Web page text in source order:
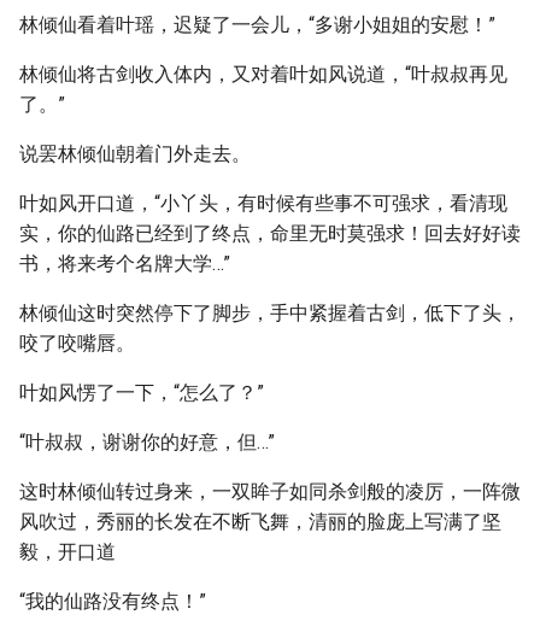
林倾仙看着叶瑶，迟疑了一会儿，“多谢小姐姐的安慰！”
林倾仙将古剑收入体内，又对着叶如风说道，“叶叔叔再见
了。”
说罢林倾仙朝着门外走去。
叶如风开口道，“小丫头，有时候有些事不可强求，看清现
实，你的仙路已经到了终点，命里无时莫强求！回去好好读
书，将来考个名牌大学…”
林倾仙这时突然停下了脚步，手中紧握着古剑，低下了头，
咬了咬嘴唇。
叶如风愣了一下，“怎么了？”
“叶叔叔，谢谢你的好意，但…”
这时林倾仙转过身来，一双眸子如同杀剑般的凌厉，一阵微
风吹过，秀丽的长发在不断飞舞，清丽的脸庞上写满了坚
毅，开口道
“我的仙路没有终点！”